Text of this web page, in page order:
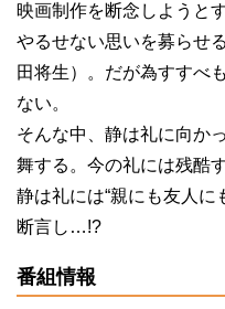
映画制作を断念しようと
やるせない思いを募らせ
田将生）。だが為すすべ
ない。
そんな中、静は礼に向か
舞する。今の礼には残酷
静は礼には“親にも友人に
断言し…!?
番組情報